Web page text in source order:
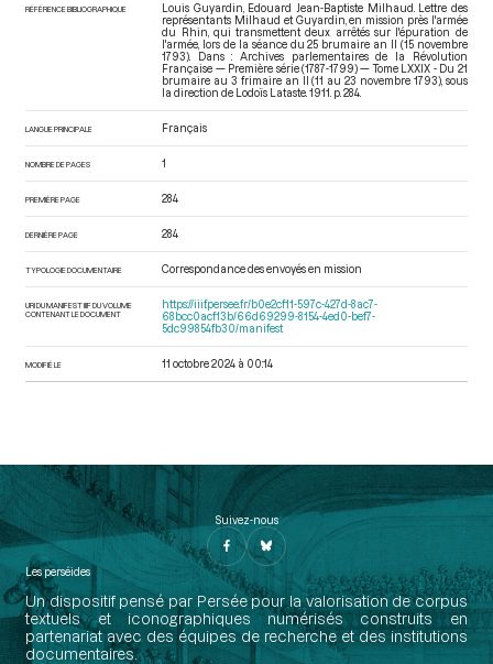
RÉFÉRENCE BIBLIOGRAPHIQUE
Louis Guyardin, Edouard Jean-Baptiste Milhaud. Lettre des
représentants Milhaud et Guyardin, en mission près l'armée
du Rhin, qui transmettent deux arrêtés sur l'épuration de
l'armée, lors de la séance du 25 brumaire an II (15 novembre
1793). Dans : Archives parlementaires de la Révolution
Française — Première série (1787-1799) — Tome LXXIX - Du 21
brumaire au 3 frimaire an II (11 au 23 novembre 1793), sous
la direction de Lodoïs Lataste. 1911. p. 284.
LANGUE PRINCIPALE Français
NOMBRE DE PAGES 1
PREMIÈRE PAGE 284
DERNIÈRE PAGE 284
TYPOLOGIE DOCUMENTAIRE Correspondance des envoyés en mission
URI DU MANIFEST IIIF DU VOLUME
CONTENANT LE DOCUMENT
https://iiif.persee.fr/b0e2cf11-597c-427d-8ac7-
68bcc0acf13b/66d69299-8154-4ed0-bef7-
5dc99854fb30/manifest
MODIFIÉ LE 11 octobre 2024 à 00:14
Suivez-nous
Les perséides
Un dispositif pensé par Persée pour la valorisation de corpus
textuels et iconographiques numérisés construits en
partenariat avec des équipes de recherche et des institutions
documentaires.